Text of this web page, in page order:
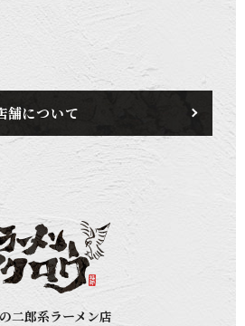
舗について
二郎系ラーメン店